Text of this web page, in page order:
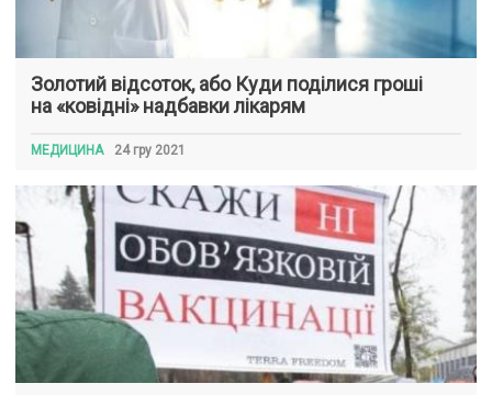
Золотий відсоток, або Куди поділися гроші
на «ковідні» надбавки лікарям
МЕДИЦИНА 24 гру 2021